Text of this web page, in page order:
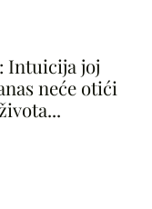
Intuicija joj
neće otići